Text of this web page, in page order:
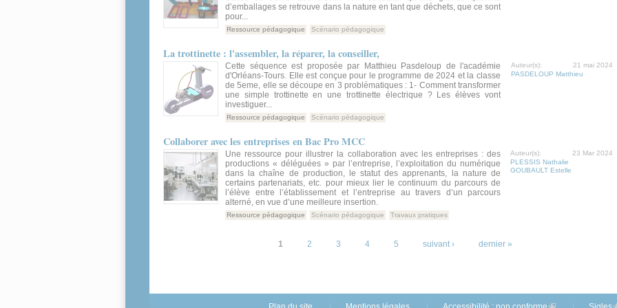
d’emballages se retrouve dans la nature en tant que déchets, que ce sont
pour...
Ressource pédagogique Scénario pédagogique
La trottinette : l'assembler, la réparer, la conseiller,
21 mai 2024
Auteur(s):
PASDELOUP Matthieu
Cette séquence est proposée par Matthieu Pasdeloup de l'académie
d'Orléans-Tours. Elle est conçue pour le programme de 2024 et la classe
de 5eme, elle se découpe en 3 problématiques : 1- Comment transformer
une simple trottinette en une trottinette électrique ? Les élèves vont
investiguer...
Ressource pédagogique Scénario pédagogique
Collaborer avec les entreprises en Bac Pro MCC
23 Mar 2024
Auteur(s):
PLESSIS Nathalie
GOUBAULT Estelle
Une ressource pour illustrer la collaboration avec les entreprises : des
productions « déléguées » par l’entreprise, l’exploitation du numérique
dans la chaîne de production, le statut des apprenants, la nature de
certains partenariats, etc. pour mieux lier le continuum du parcours de
l’élève entre l’établissement et l’entreprise au travers d’un parcours
alterné, en vue d’une meilleure insertion.
Ressource pédagogique Scénario pédagogique Travaux pratiques
1 2 3 4 5 suivant › dernier »